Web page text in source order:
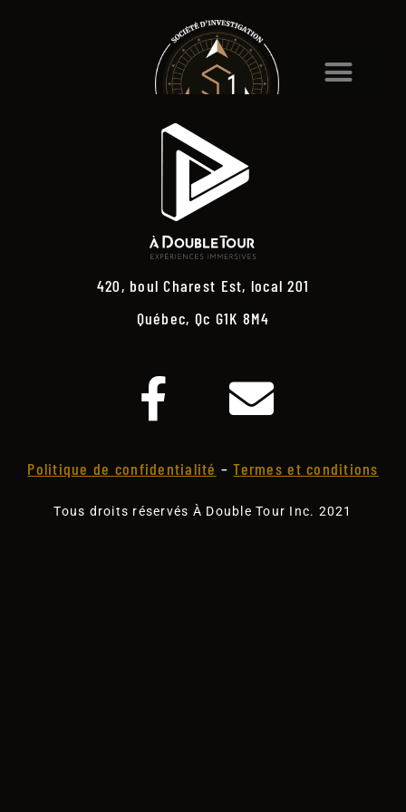
420, boul Charest Est, local 201
Québec, Qc G1K 8M4
Politique de confidentialité –Termes et conditions
Tous droits réservés À Double Tour Inc. 2021